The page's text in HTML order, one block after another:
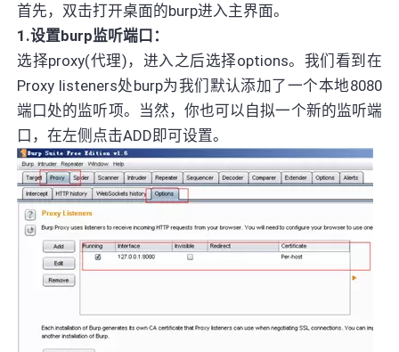
首先，双击打开桌面的burp进入主界面。
1.设置burp监听端口：
选择proxy(代理)，进入之后选择options。我们看到在
Proxy listeners处burp为我们默认添加了一个本地8080
端口处的监听项。当然，你也可以自拟一个新的监听端
口，在左侧点击ADD即可设置。